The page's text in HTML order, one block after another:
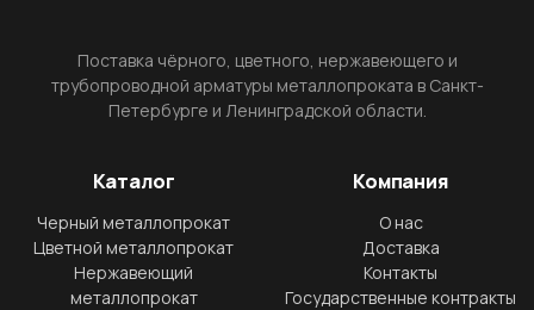
Поставка чёрного, цветного, нержавеющего и
трубопроводной арматуры металлопроката в Санкт-
Петербурге и Ленинградской области.
Каталог
Черный металлопрокат
Цветной металлопрокат
Нержавеющий
металлопрокат
Компания
О нас
Доставка
Контакты
Государственные контракты